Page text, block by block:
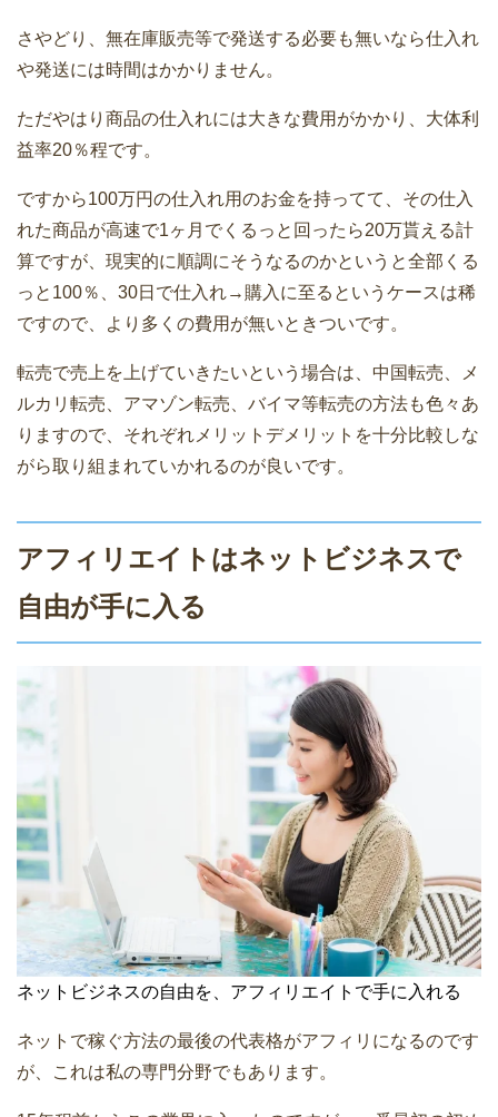
さやどり、無在庫販売等で発送する必要も無いなら仕入れ
や発送には時間はかかりません。
ただやはり商品の仕入れには大きな費用がかかり、大体利
益率20％程です。
ですから100万円の仕入れ用のお金を持ってて、その仕入
れた商品が高速で1ヶ月でくるっと回ったら20万貰える計
算ですが、現実的に順調にそうなるのかというと全部くる
っと100％、30日で仕入れ→購入に至るというケースは稀
ですので、より多くの費用が無いときついです。
転売で売上を上げていきたいという場合は、中国転売、メ
ルカリ転売、アマゾン転売、バイマ等転売の方法も色々あ
りますので、それぞれメリットデメリットを十分比較しな
がら取り組まれていかれるのが良いです。
アフィリエイトはネットビジネスで
自由が手に入る
ネットビジネスの自由を、アフィリエイトで手に入れる
ネットで稼ぐ方法の最後の代表格がアフィリになるのです
が、これは私の専門分野でもあります。